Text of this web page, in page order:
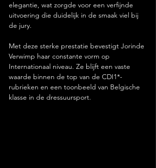
elegantie, wat zorgde voor een verfijnde
uitvoering die duidelijk in de smaak viel bij
de jury.
Met deze sterke prestatie bevestigt Jorinde
Verwimp haar constante vorm op
Internationaal niveau. Ze blijft een vaste
waarde binnen de top van de CDI1*-
rubrieken en een toonbeeld van Belgische
klasse in de dressuursport.